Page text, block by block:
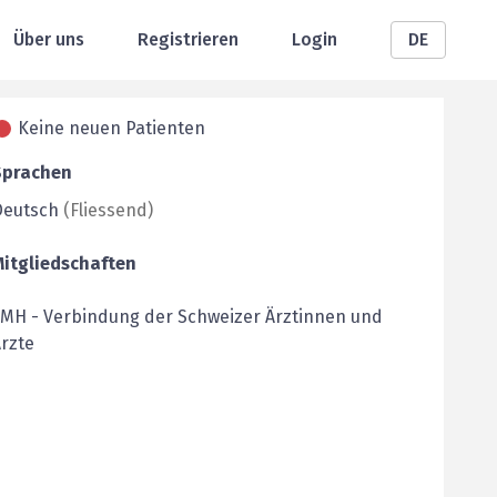
Über uns Registrieren Login DE
Keine neuen Patienten
(Fliessend)
- Verbindung der Schweizer Ärztinnen und